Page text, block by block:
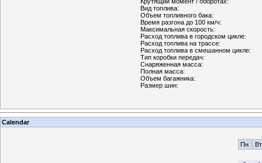
Вид топлива:
Объем топливного бака:
Время разгона до 100 км/ч:
Максимальная скорость:
Расход топлива в городском цикле:
Расход топлива на трассе:
Расход топлива в смешанном цикле:
Тип коробки передач:
Снаряженная масса:
Полная масса:
Объем багажника:
Размер шин:
Calendar
Пн
Вт